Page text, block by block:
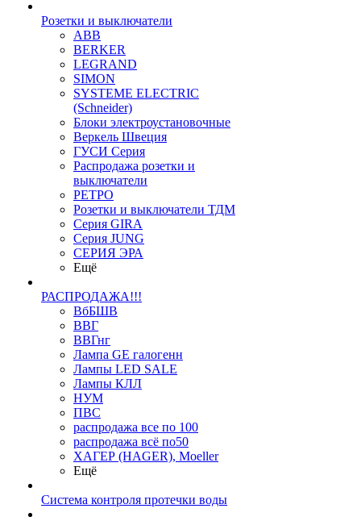
Розетки и выключатели
ABB
BERKER
LEGRAND
SIMON
SYSTEME ELECTRIC
(Schneider)
Блоки электроустановочные
Веркель Швеция
ГУСИ Серия
Распродажа розетки и
выключатели
РЕТРО
Розетки и выключатели ТДМ
Серия GIRA
Серия JUNG
СЕРИЯ ЭРА
Ещё
РАСПРОДАЖА!!!
ВбБШВ
ВВГ
ВВГнг
Лампа GE галогенн
Лампы LED SALE
Лампы КЛЛ
НУМ
ПВС
распродажа все по 100
распродажа всё по50
ХАГЕР (HAGER), Moeller
Ещё
Система контроля протечки воды